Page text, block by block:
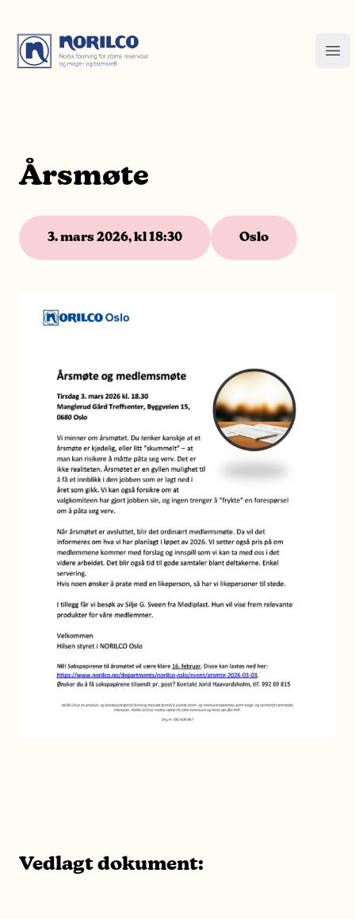
Årsmøte
3. mars 2026, kl 18:30 Oslo
Vedlagt dokument: